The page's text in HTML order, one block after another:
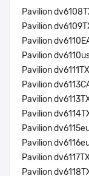
Pavilion
Pavilion
Pavilion
Pavilion
Pavilion
Pavilion
Pavilion
Pavilion
Pavilion
Pavilion
Pavilion
Pavilion